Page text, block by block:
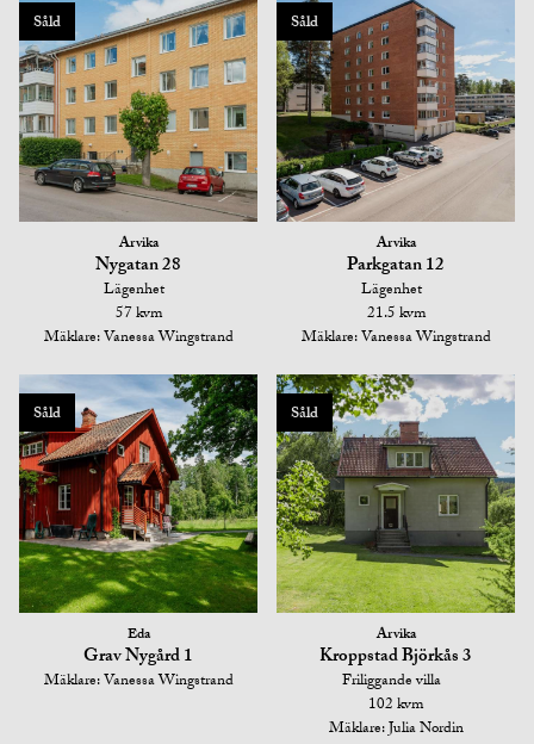
Såld
Arvika
Nygatan 28
Lägenhet
57 kvm
Mäklare: Vanessa Wingstrand
Såld
Arvika
Parkgatan 12
Lägenhet
21.5 kvm
Mäklare: Vanessa Wingstrand
Såld
Eda
Grav Nygård 1
Mäklare: Vanessa Wingstrand
Såld
Arvika
Kroppstad Björkås 3
Friliggande villa
102 kvm
Mäklare: Julia Nordin